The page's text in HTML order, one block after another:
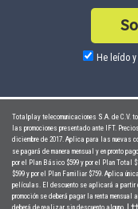
He leído
Totalplay telecomunicaciones S.A. de C.V.
las promociones presentado ante IFT.
diciembre de 2017. Aplica para las nuevas
se pagará de manera mensual y en pronto
por el Plan Básico $599 y por el Plan Total
$599 y por el Plan Familiar $759. Aplica
películas. El descuento se aplicará a partir
promoción se deberá pagar la renta